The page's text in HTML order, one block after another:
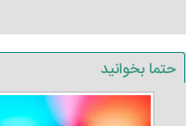
حتما بخوانید